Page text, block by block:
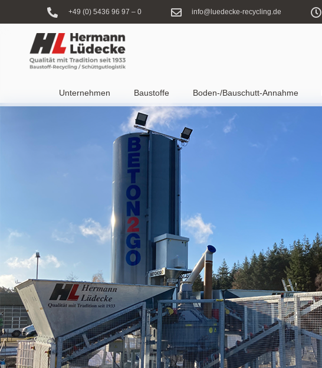
+49 (0) 5436 96 97 – 0 info@luedecke-recycling.de
Unternehmen Baustoffe Boden-/Bauschutt-Annahme